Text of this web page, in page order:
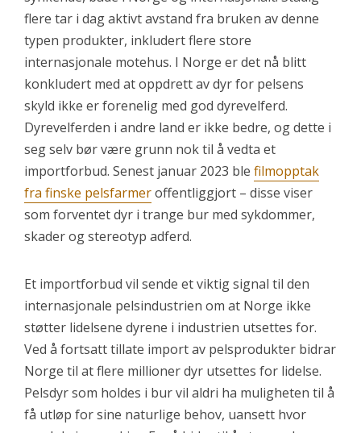
flere tar i dag aktivt avstand fra bruken av denne
typen produkter, inkludert flere store
internasjonale motehus. I Norge er det nå blitt
konkludert med at oppdrett av dyr for pelsens
skyld ikke er forenelig med god dyrevelferd.
Dyrevelferden i andre land er ikke bedre, og dette i
seg selv bør være grunn nok til å vedta et
importforbud. Senest januar 2023 ble filmopptak
fra finske pelsfarmeroffentliggjort – disse viser
som forventet dyr i trange bur med sykdommer,
skader og stereotyp adferd.
Et importforbud vil sende et viktig signal til den
internasjonale pelsindustrien om at Norge ikke
støtter lidelsene dyrene i industrien utsettes for.
Ved å fortsatt tillate import av pelsprodukter bidrar
Norge til at flere millioner dyr utsettes for lidelse.
Pelsdyr som holdes i bur vil aldri ha muligheten til å
få utløp for sine naturlige behov, uansett hvor